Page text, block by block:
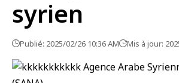
syrien
Publié: 2025/02/26 10:36 AM Mis à jour: